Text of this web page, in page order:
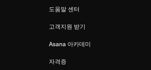
도움말 센터
고객지원 받기
Asana 아카데미
자격증